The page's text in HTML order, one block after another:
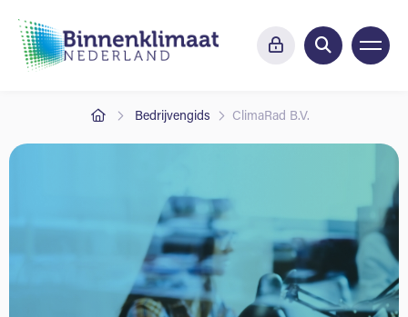
Bedrijvengids ClimaRad B.V.